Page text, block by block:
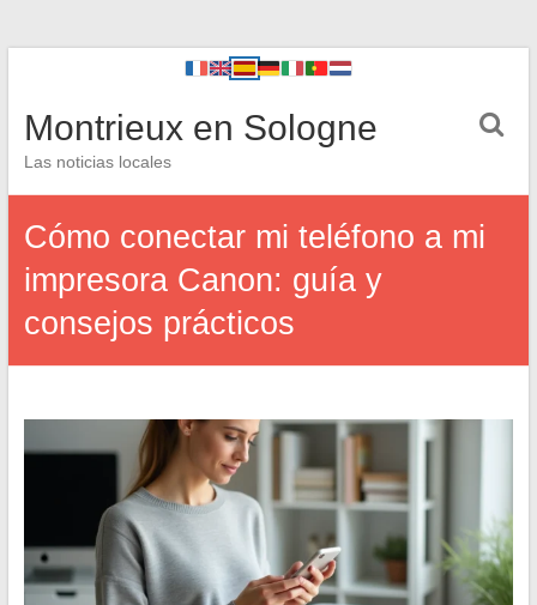
Montrieux en Sologne
Las noticias locales
Cómo conectar mi teléfono a mi
impresora Canon: guía y
consejos prácticos